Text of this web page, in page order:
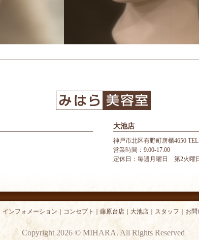
大池店
神戸市北区有野町唐櫃4650 TEL
営業時間：9:00-17:00
定休日：毎週月曜日 第2火曜
インフォメーション コンセプト 藤原台店｜ 大池店｜ スタッフ お問
Copyright 2026 © MIHARA. All Rights Reserved